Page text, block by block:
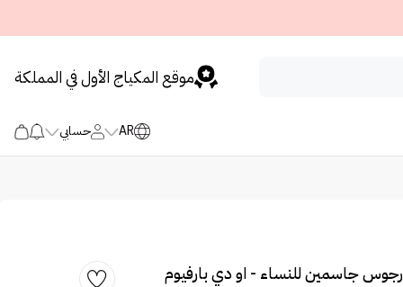
موقع المكياج الأول في المملكة
AR حسابي
جاسمين للنساء - او دي بارفيوم